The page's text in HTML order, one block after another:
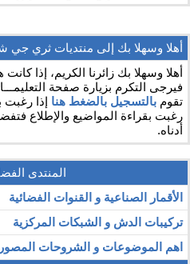
أهلا وسهلا بك إلى منتديات ثري جي
أهلا وسهلا بك زائرنا الكريم، إذا
فيرجى التكرم بزيارة صفحة
تقوم بالتسجيل بالضغط هنا إذا رغبت
رغبت بقراءة المواضيع والإطلاع
أدناه.
المنتدى
الأقمار الصناعية و القنوات الفضائية
تركيبات الدش و الشبكات المركزية
اهم الموضوعات و الشروحات